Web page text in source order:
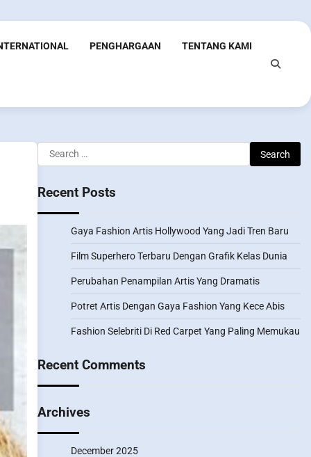
PENGHARGAAN TENTANG KAMI
Search
for:
Recent Posts
Gaya Fashion Artis Hollywood Yang Jadi Tren Baru
Film Superhero Terbaru Dengan Grafik Kelas Dunia
Perubahan Penampilan Artis Yang Dramatis
Potret Artis Dengan Gaya Fashion Yang Kece Abis
Fashion Selebriti Di Red Carpet Yang Paling Memukau
Recent Comments
Archives
December 2025